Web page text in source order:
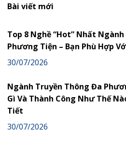
Bài viết mới
Top 8 Nghề “Hot” Nhất
Phương Tiện – Bạn Phù Hợp
30/07/2026
Ngành Truyền Thông Đa
Gì Và Thành Công Như Thế
Tiết
30/07/2026